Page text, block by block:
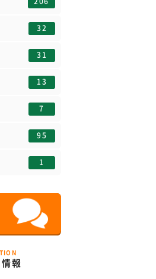
32
31
13
7
95
1
報